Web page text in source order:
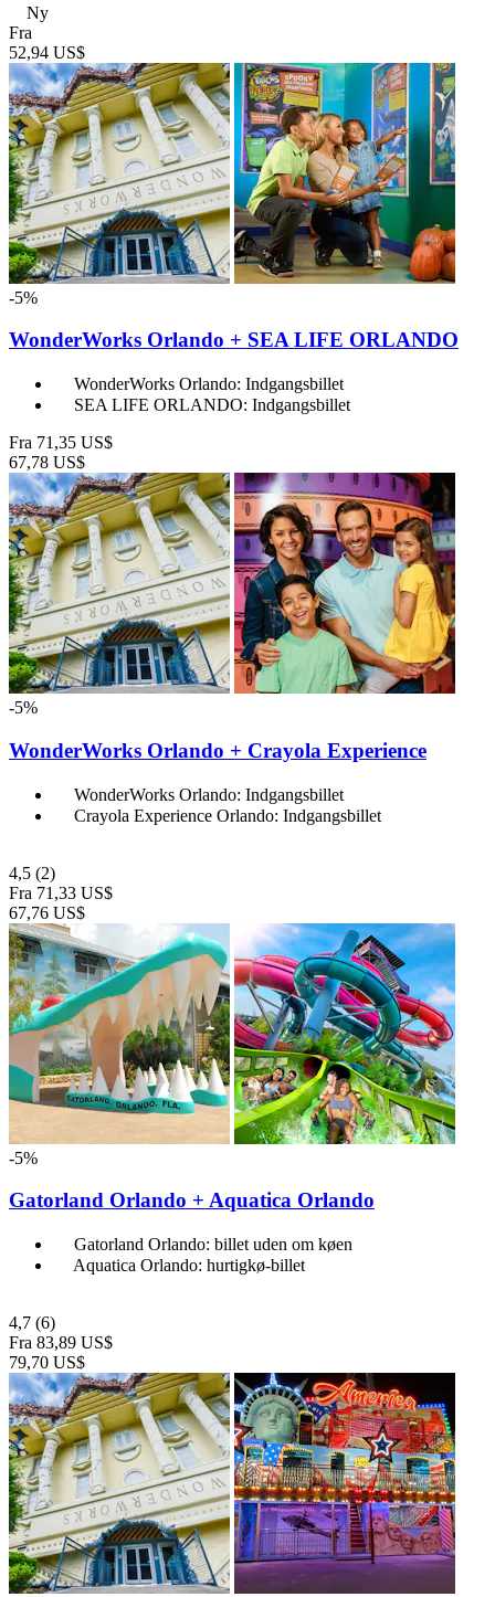
Ny
Fra
52,94 US$
-5%
WonderWorks Orlando + SEA LIFE ORLANDO
WonderWorks Orlando: Indgangsbillet
SEA LIFE ORLANDO: Indgangsbillet
Fra 71,35 US$
67,78 US$
-5%
WonderWorks Orlando + Crayola Experience
WonderWorks Orlando: Indgangsbillet
Crayola Experience Orlando: Indgangsbillet
4,5 (2)
Fra 71,33 US$
67,76 US$
-5%
Gatorland Orlando + Aquatica Orlando
Gatorland Orlando: billet uden om køen
Aquatica Orlando: hurtigkø-billet
4,7 (6)
Fra 83,89 US$
79,70 US$